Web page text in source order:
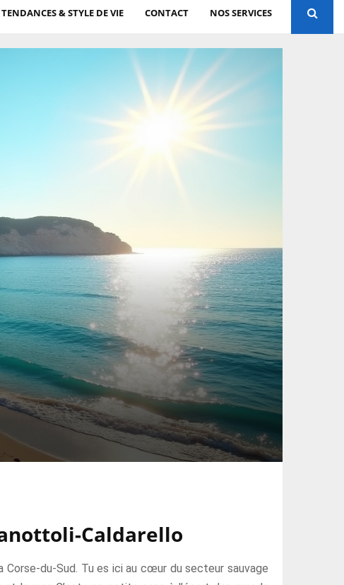
TENDANCES & STYLE DE VIE CONTACT NOS SERVICES
Caldarello
du-Sud. Tu es ici au cœur du secteur sauvage